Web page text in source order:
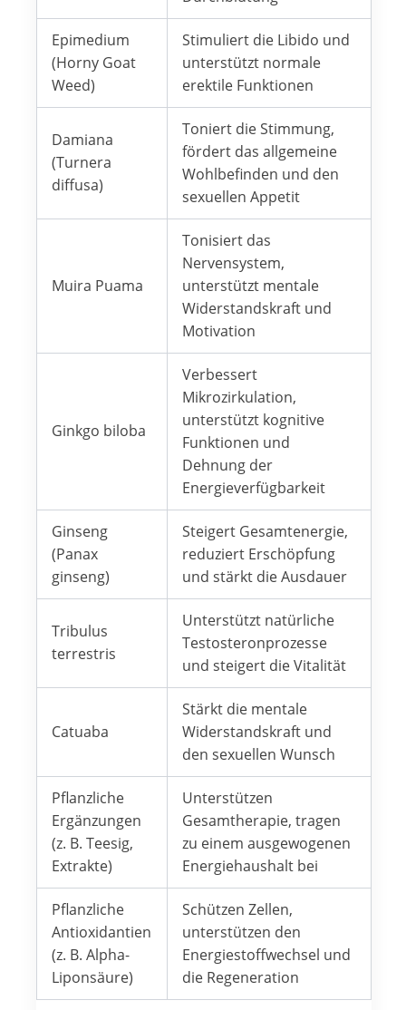
Epimedium
(Horny Goat
Weed)
Stimuliert die Libido und
unterstützt normale
erektile Funktionen
Damiana
(Turnera
diffusa)
Toniert die Stimmung,
fördert das allgemeine
Wohlbefinden und den
sexuellen Appetit
Muira Puama
Tonisiert das
Nervensystem,
unterstützt mentale
Widerstandskraft und
Motivation
Ginkgo biloba
Verbessert
Mikrozirkulation,
unterstützt kognitive
Funktionen und
Dehnung der
Energieverfügbarkeit
Ginseng
(Panax
ginseng)
Steigert Gesamtenergie,
reduziert Erschöpfung
und stärkt die Ausdauer
Tribulus
terrestris
Unterstützt natürliche
Testosteronprozesse
und steigert die Vitalität
Catuaba
Stärkt die mentale
Widerstandskraft und
den sexuellen Wunsch
Pflanzliche
Ergänzungen
(z. B. Teesig,
Extrakte)
Unterstützen
Gesamtherapie, tragen
zu einem ausgewogenen
Energiehaushalt bei
Pflanzliche
Antioxidantien
(z. B. Alpha-
Liponsäure)
Schützen Zellen,
unterstützen den
Energiestoffwechsel und
die Regeneration